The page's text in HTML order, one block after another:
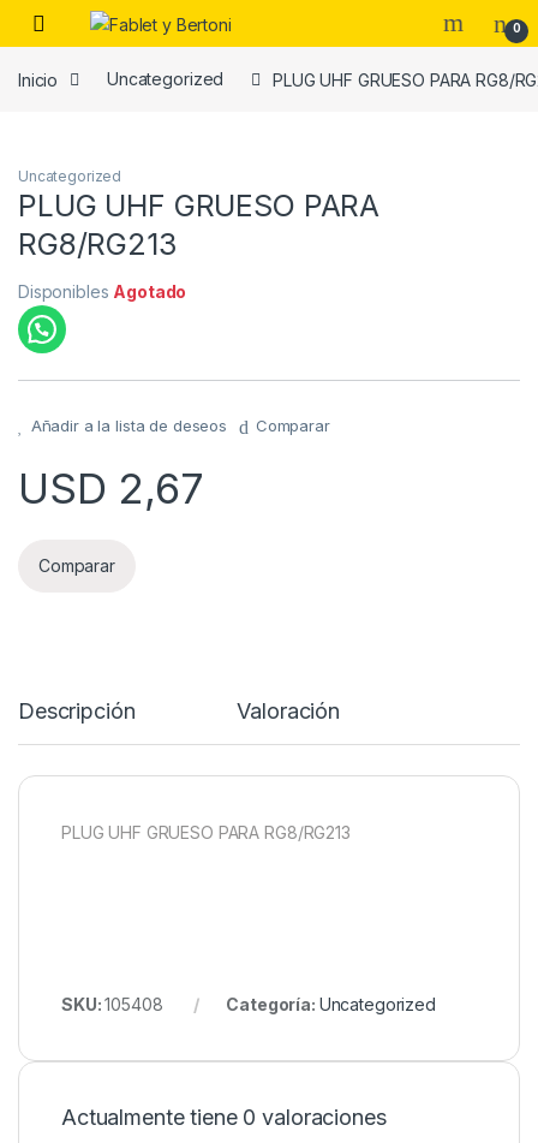
Skip to navigation
Skip to content
0
Inicio Uncategorized PLUG UHF GRUESO PARA RG8/
Uncategorized
PLUG UHF GRUESO PARA
RG8/RG213
Disponibles Agotado
Añadir a la lista de deseos Comparar
USD 2,67
Comparar
Descripción Valoración
PLUG UHF GRUESO PARA RG8/RG213
SKU:105408 Categoría: Uncategorized
Actualmente tiene 0 valoraciones